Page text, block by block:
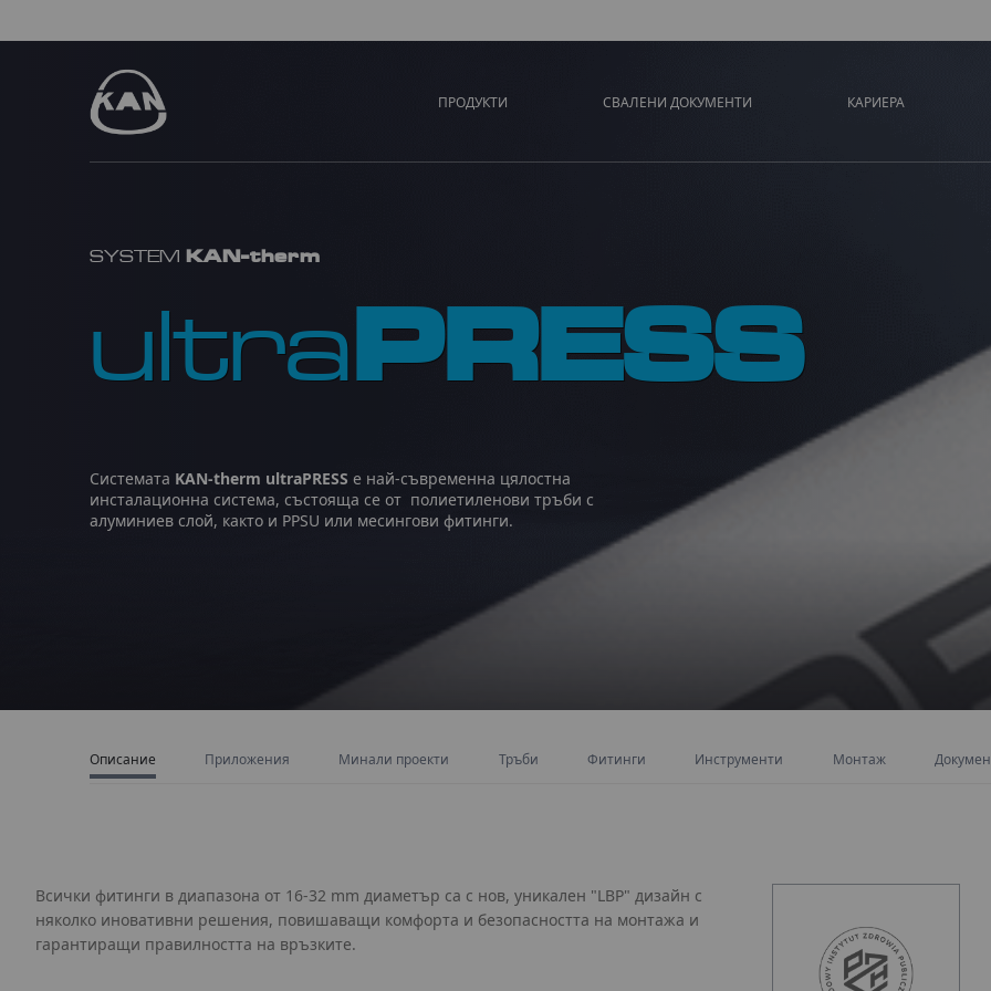
ПРОДУКТИ СВАЛЕНИ ДОКУМЕНТИ КАРИЕРА
SYSTEM KAN-therm
ultraPRESS
Системата KAN‑therm ultraPRESS е най-съвременна цялостна
инсталационна система, състояща се от полиетиленови тръби с
алуминиев слой, както и PPSU или месингови фитинги.
Описание Приложения Минали проекти Тръби Фитинги Инструменти Монтаж
Всички фитинги в диапазона от 16-32 mm диаметър са с нов, уникален "LBP" дизайн с
няколко иновативни решения, повишаващи комфорта и безопасността на монтажа и
гарантиращи правилността на връзките.